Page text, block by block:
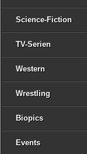
Science-Fiction
TV-Serien
Western
Wrestling
Biopics
Events